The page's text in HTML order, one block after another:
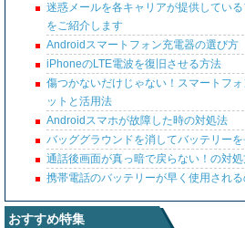
迷惑メールを各キャリアが提供してい
をご紹介します
Androidスマートフォン充電器の選び方
iPhoneのLTE電波を復旧させる方法
傷つかないだけじゃない！スマートフ
ットと活用法
Androidスマホが故障した時の対処法
バッググラウンドを消してバッテリー
通話後画面が真っ暗で戻らない！の対
携帯電話のバッテリーが早く使用され
おすすめ特集